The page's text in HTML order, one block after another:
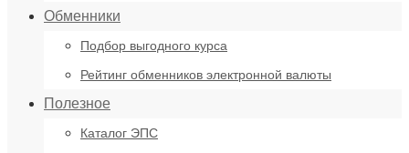
Обменники
Подбор выгодного курса
Рейтинг обменников электронной валюты
Полезное
Каталог ЭПС